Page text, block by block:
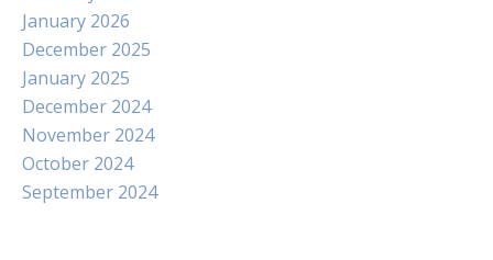
January 2026
December 2025
January 2025
December 2024
November 2024
October 2024
September 2024